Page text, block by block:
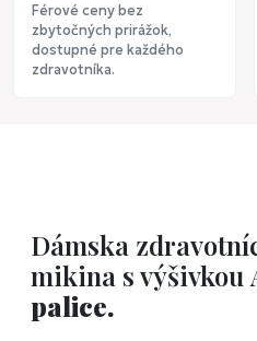
Férové ceny bez
zbytočných prirážok,
dostupné pre každého
zdravotníka.
Dámska
mikina s výšivkou
palice.